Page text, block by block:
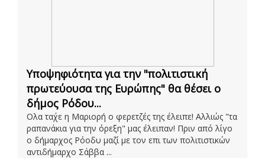
Υποψηφιότητα για την "πολιτιστική
πρωτεύουσα της Ευρώπης" θα θέσει ο
δήμος Ρόδου...
Ολα τα΄χε η Μαριορή ο φερετζές της έλειπε! Αλλιώς "τα
ραπανάκια για την όρεξη" μας έλειπαν! Πριν από λίγο
ο δήμαρχος Ρόοδυ μαζί με τον επι των πολιτιστικών
αντιδήμαρχο Σάββα ...